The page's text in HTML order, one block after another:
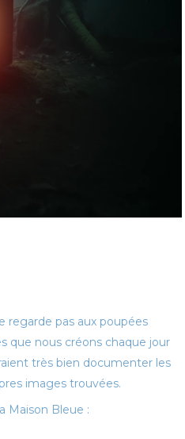
regarde pas aux poupées
que nous créons chaque jour
très bien documenter les
images trouvées.
Maison Bleue :